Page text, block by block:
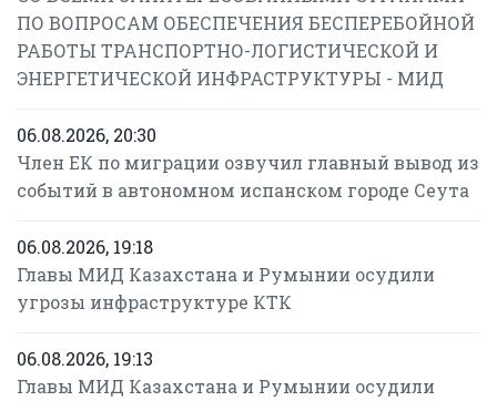
ПО ВОПРОСАМ ОБЕСПЕЧЕНИЯ БЕСПЕРЕБОЙНОЙ
РАБОТЫ ТРАНСПОРТНО-ЛОГИСТИЧЕСКОЙ И
ЭНЕРГЕТИЧЕСКОЙ ИНФРАСТРУКТУРЫ - МИД
06.08.2026, 20:30
Член ЕК по миграции озвучил главный вывод из
событий в автономном испанском городе Сеута
06.08.2026, 19:18
Главы МИД Казахстана и Румынии осудили
угрозы инфраструктуре КТК
06.08.2026, 19:13
Главы МИД Казахстана и Румынии осудили